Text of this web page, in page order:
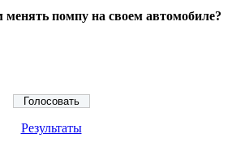
помпу на своем автомобиле?
Результаты